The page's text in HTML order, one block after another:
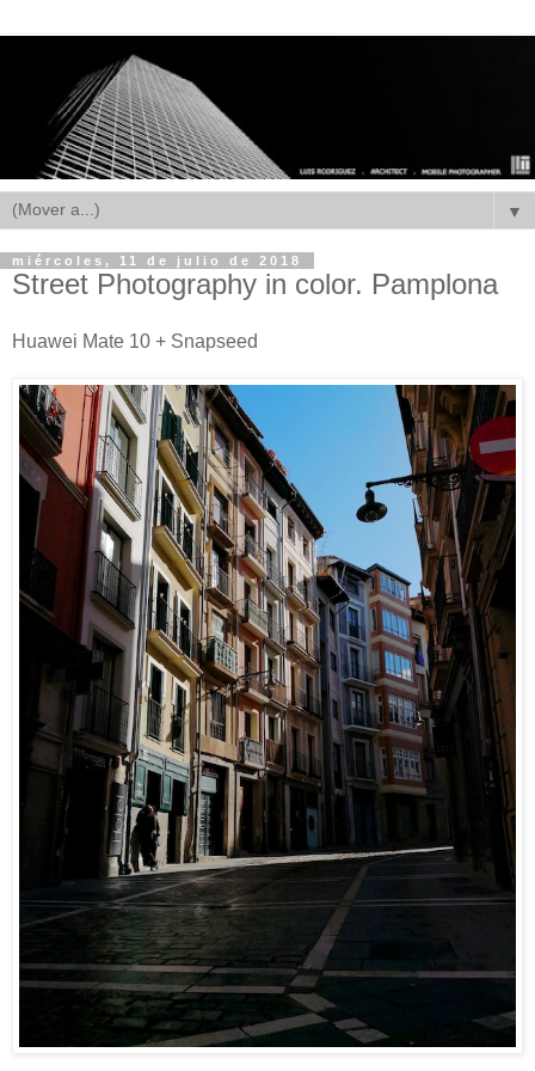
▼
miércoles, 11 de julio de 2018
Street Photography in color. Pamplona
Huawei Mate 10 + Snapseed